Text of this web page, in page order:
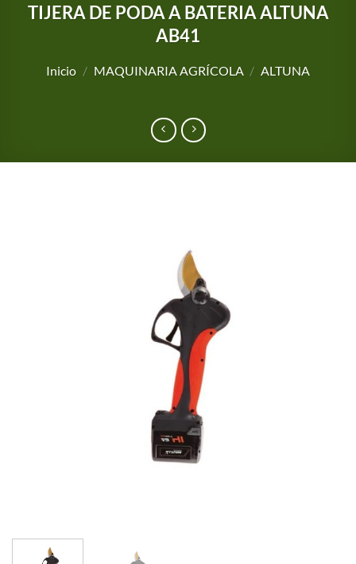
TIJERA DE PODA A BATERIA ALTUNA
AB41
Inicio / MAQUINARIA AGRÍCOLA / ALTUNA